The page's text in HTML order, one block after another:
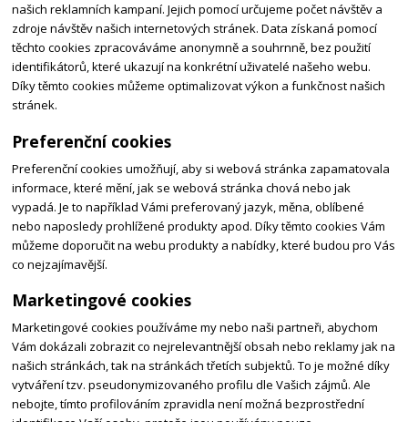
našich reklamních kampaní. Jejich pomocí určujeme počet návštěv a
zdroje návštěv našich internetových stránek. Data získaná pomocí
těchto cookies zpracováváme anonymně a souhrnně, bez použití
identifikátorů, které ukazují na konkrétní uživatelé našeho webu.
Díky těmto cookies můžeme optimalizovat výkon a funkčnost našich
stránek.
Preferenční cookies
Preferenční cookies umožňují, aby si webová stránka zapamatovala
informace, které mění, jak se webová stránka chová nebo jak
vypadá. Je to například Vámi preferovaný jazyk, měna, oblíbené
nebo naposledy prohlížené produkty apod. Díky těmto cookies Vám
můžeme doporučit na webu produkty a nabídky, které budou pro Vás
co nejzajímavější.
Marketingové cookies
Marketingové cookies používáme my nebo naši partneři, abychom
Vám dokázali zobrazit co nejrelevantnější obsah nebo reklamy jak na
našich stránkách, tak na stránkách třetích subjektů. To je možné díky
vytváření tzv. pseudonymizovaného profilu dle Vašich zájmů. Ale
nebojte, tímto profilováním zpravidla není možná bezprostřední